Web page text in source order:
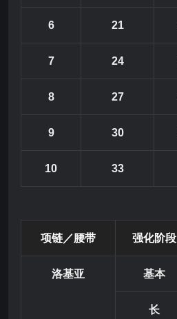
6 21
7 24
8 27
9 30
10 33
项链／腰带 强化阶段
洛基亚 基本
长